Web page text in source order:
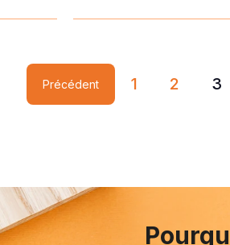
Précédent 1 2 3